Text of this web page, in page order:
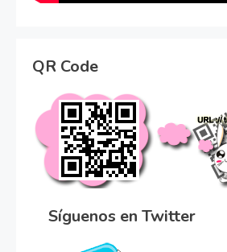
QR Code
Síguenos en Twitter